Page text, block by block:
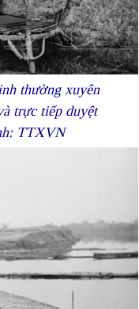
thường xuyên
trực tiếp duyệt
TTXVN